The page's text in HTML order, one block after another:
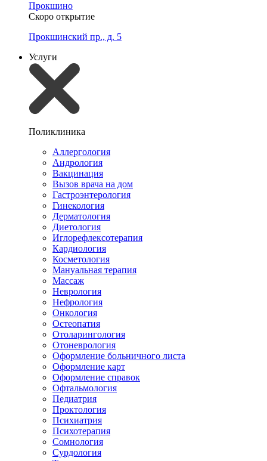
Прокшино
Скоро открытие
Прокшинский пр., д. 5
Услуги
Поликлиника
Аллергология
Андрология
Вакцинация
Вызов врача на дом
Гастроэнтерология
Гинекология
Дерматология
Диетология
Иглорефлексотерапия
Кардиология
Косметология
Мануальная терапия
Массаж
Неврология
Нефрология
Онкология
Остеопатия
Отоларингология
Отоневрология
Оформление больничного листа
Оформление карт
Оформление справок
Офтальмология
Педиатрия
Проктология
Психиатрия
Психотерапия
Сомнология
Сурдология